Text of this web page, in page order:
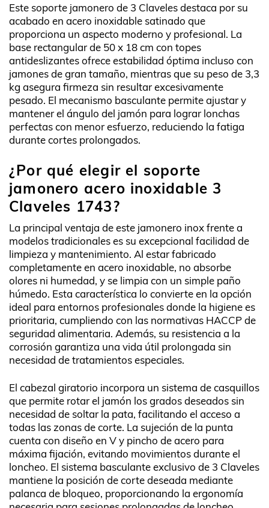
Este soporte jamonero de 3 Claveles destaca por su
acabado en acero inoxidable satinado que
proporciona un aspecto moderno y profesional. La
base rectangular de 50 x 18 cm con topes
antideslizantes ofrece estabilidad óptima incluso con
jamones de gran tamaño, mientras que su peso de 3,3
kg asegura firmeza sin resultar excesivamente
pesado. El mecanismo basculante permite ajustar y
mantener el ángulo del jamón para lograr lonchas
perfectas con menor esfuerzo, reduciendo la fatiga
durante cortes prolongados.
¿Por qué elegir el soporte
jamonero acero inoxidable 3
Claveles 1743?
La principal ventaja de este jamonero inox frente a
modelos tradicionales es su excepcional facilidad de
limpieza y mantenimiento. Al estar fabricado
completamente en acero inoxidable, no absorbe
olores ni humedad, y se limpia con un simple paño
húmedo. Esta característica lo convierte en la opción
ideal para entornos profesionales donde la higiene es
prioritaria, cumpliendo con las normativas HACCP de
seguridad alimentaria. Además, su resistencia a la
corrosión garantiza una vida útil prolongada sin
necesidad de tratamientos especiales.
El cabezal giratorio incorpora un sistema de casquillos
que permite rotar el jamón los grados deseados sin
necesidad de soltar la pata, facilitando el acceso a
todas las zonas de corte. La sujeción de la punta
cuenta con diseño en V y pincho de acero para
máxima fijación, evitando movimientos durante el
loncheo. El sistema basculante exclusivo de 3 Claveles
mantiene la posición de corte deseada mediante
palanca de bloqueo, proporcionando la ergonomía